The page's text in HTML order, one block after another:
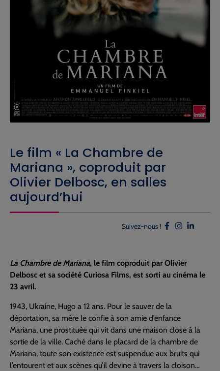
Le film « La Chambre de
Mariana », coproduit par
Olivier Delbosc, en salles
aujourd’hui
Suivez-nous !
La Chambre de Mariana, le film coproduit par Olivier
Delbosc et sa société Curiosa Films, est sorti au cinéma le
23 avril.
1943, Ukraine, Hugo a 12 ans. Pour le sauver de la
déportation, sa mère le confie à son amie d’enfance
Mariana, une prostituée qui vit dans une maison close à la
sortie de la ville. Caché dans le placard de la chambre de
Mariana, toute son existence est suspendue aux bruits qui
l’entourent et aux scènes qu’il devine à travers la cloison…